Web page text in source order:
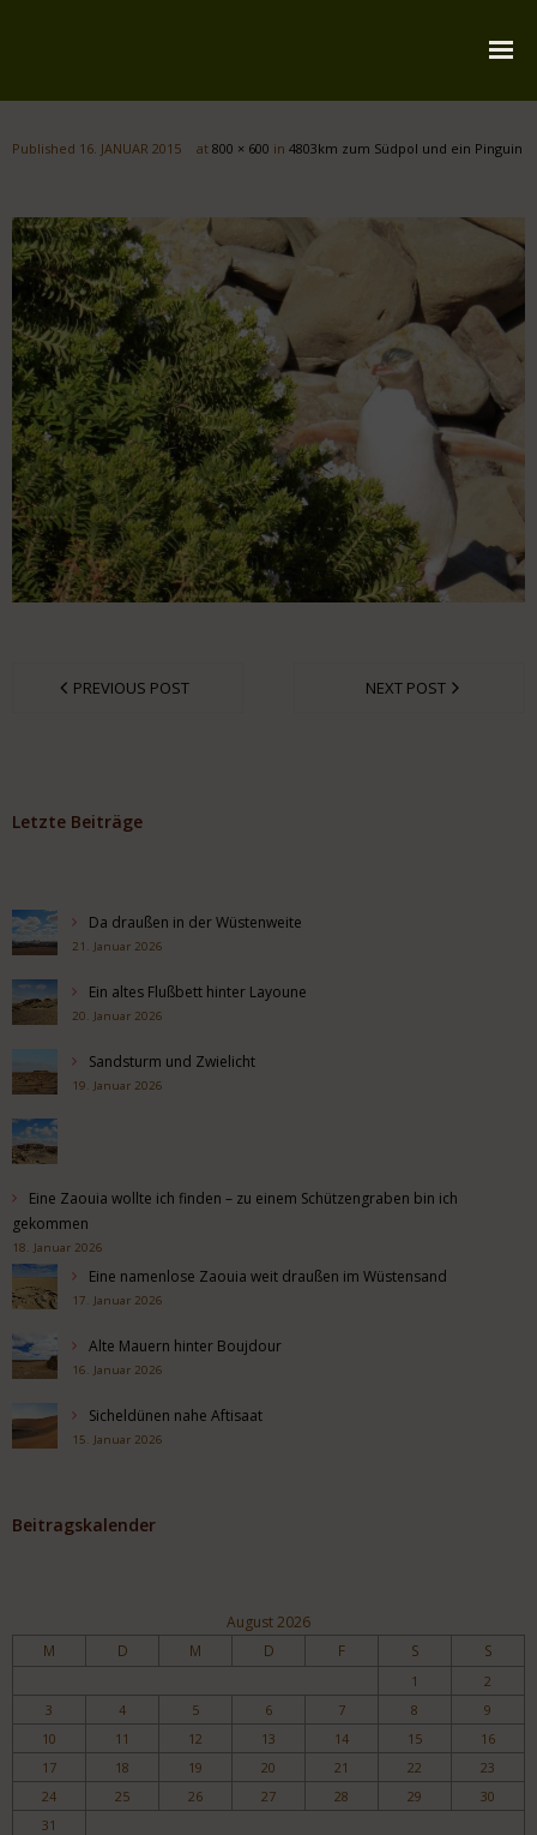
Reiserouten
Widmung
Kontakt
Impressum
Datenschutz
Published 16. JANUAR 2015 at 800 × 600 in 4803km zum Südpol und ein Pinguin
PREVIOUS POST NEXT POST
Letzte Beiträge
Da draußen in der Wüstenweite
21. Januar 2026
Ein altes Flußbett hinter Layoune
20. Januar 2026
Sandsturm und Zwielicht
19. Januar 2026
Eine Zaouia wollte ich finden – zu einem Schützengraben bin ich
gekommen
18. Januar 2026
Eine namenlose Zaouia weit draußen im Wüstensand
17. Januar 2026
Alte Mauern hinter Boujdour
16. Januar 2026
Sicheldünen nahe Aftisaat
15. Januar 2026
Beitragskalender
August 2026
M D M D F S S
1
2
3
4 5 6 7 8
9
10
11 12 13 14 15
16
17
18 19 20 21 22
23
24
25 26 27 28 29
30
31